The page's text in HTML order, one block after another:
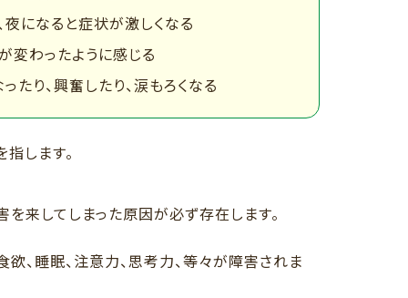
夜になると症状が激しくなる
変わったように感じる
たり、興奮したり、涙もろくなる
します。
来してしまった原因が必ず存在します。
、睡眠、注意力、思考力、等々が障害されま